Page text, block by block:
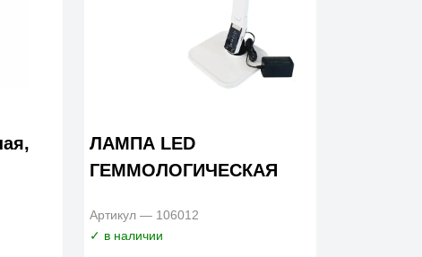
ЛАМПА LED
ГЕММОЛОГИЧЕСКАЯ
Артикул — 106012
✓ в наличии